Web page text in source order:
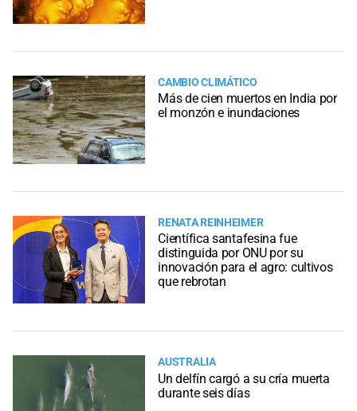
CAMBIO CLIMÁTICO
Más de cien muertos en India por
el monzón e inundaciones
RENATA REINHEIMER
Científica santafesina fue
distinguida por ONU por su
innovación para el agro: cultivos
que rebrotan
AUSTRALIA
Un delfín cargó a su cría muerta
durante seis días